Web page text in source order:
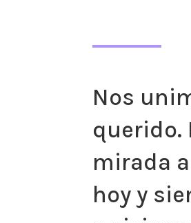
Nos
querido.
mirada
hoy y